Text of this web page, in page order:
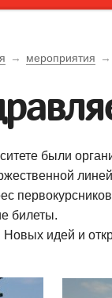
→ мероприятия →
были
билеты.
идей и